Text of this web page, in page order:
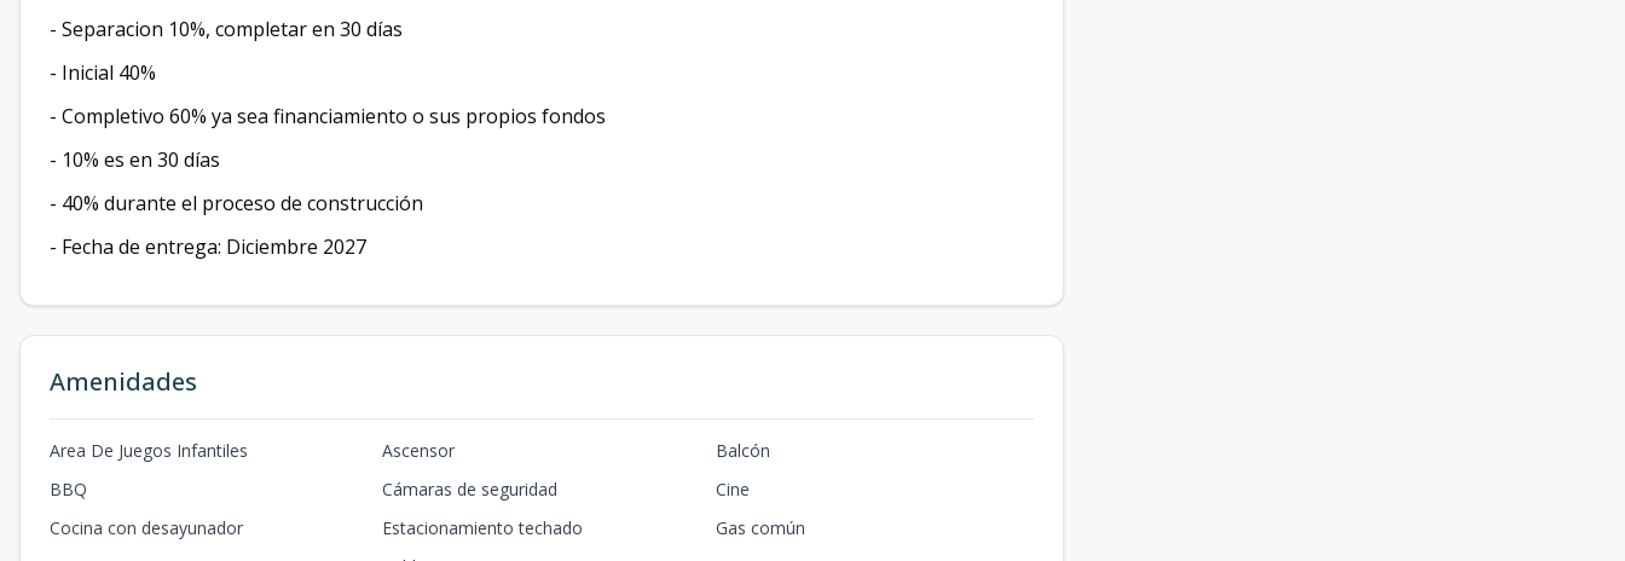
- Separacion 10%, completar en 30 días
- Inicial 40%
- Completivo 60% ya sea financiamiento o sus propios fondos
- ⁠10% es en 30 días
- 40% durante el proceso de construcción
- ⁠Fecha de entrega: Diciembre 2027
Amenidades
Area De Juegos Infantiles Ascensor
Balcón
BBQ
Cámaras de seguridad
Cine
Cocina con desayunador
Estacionamiento techado
Gas común